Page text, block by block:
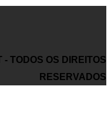
TODOS OS DIREITOS
RESERVADOS